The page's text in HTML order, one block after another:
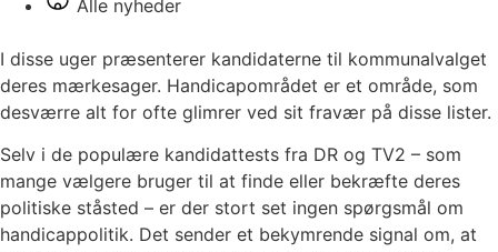
Alle nyheder
I disse uger præsenterer kandidaterne til kommunalvalget
deres mærkesager. Handicapområdet er et område, som
desværre alt for ofte glimrer ved sit fravær på disse lister.
Selv i de populære kandidattests fra DR og TV2 – som
mange vælgere bruger til at finde eller bekræfte deres
politiske ståsted – er der stort set ingen spørgsmål om
handicappolitik. Det sender et bekymrende signal om, at